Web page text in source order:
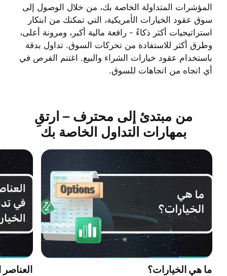
المؤشرات المتداولة الخاصة بك، من خلال الوصول إلى
سوق عقود الخيارات الأمريكية، التي تمكنك من ابتكار
استراتيجيات أكثر ذكاءً - رافعة مالية أكبر، ومرونة أعلى،
وطرق أكثر للاستفادة من تحركات السوق. تداول بدقة
باستخدام عقود خيارات الشراء والبيع. اغتنم الفرص في
أي اتجاه من اتجاهات للسوق.
من مبتدئ إلى محترف – ارتقِ
بمهارات التداول الخاصة بك
ما هي الخيارات؟
ما هي الخيارات؟
العناصر الرئيسية